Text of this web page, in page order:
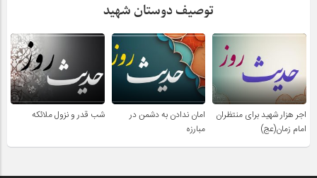
توصیف دوستان شهید
اجر هزار شهید برای منتظران
امام زمان(عج)
امان ندادن به دشمن در
مبارزه
شب قدر و نزول ملائکه